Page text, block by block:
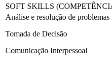
SOFT SKILLS
Análise e resolução de problemas
Tomada de Decisão
Comunicação Interpessoal